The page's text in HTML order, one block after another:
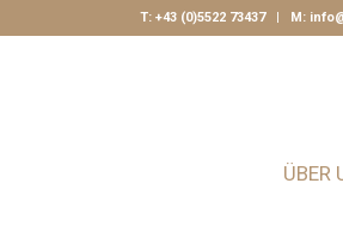
T:+43 (0)5522 73437| M:
ÜBER